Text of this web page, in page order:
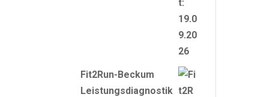
Fit2Run-Beckum
Leistungsdiagnostik